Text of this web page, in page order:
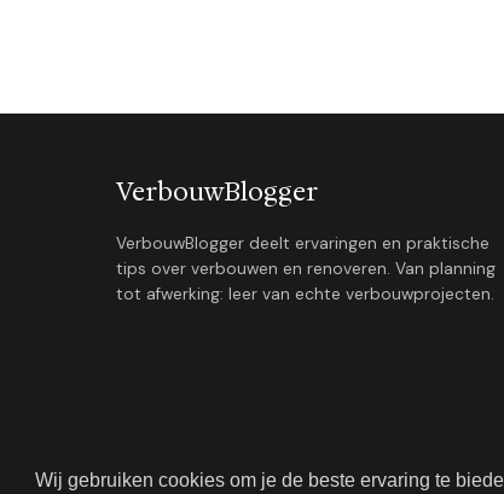
Wij gebruiken cookies om je de beste ervaring te
VerbouwBlogger
VerbouwBlogger deelt ervaringen en praktische
tips over verbouwen en renoveren. Van planning
tot afwerking: leer van echte verbouwprojecten.